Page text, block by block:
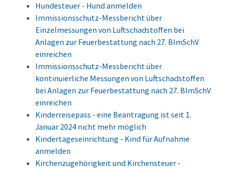
Hundesteuer - Hund anmelden
Immissionsschutz-Messbericht über
Einzelmessungen von Luftschadstoffen bei
Anlagen zur Feuerbestattung nach 27. BImSchV
einreichen
Immissionsschutz-Messbericht über
kontinuierliche Messungen von Luftschadstoffen
bei Anlagen zur Feuerbestattung nach 27. BImSchV
einreichen
Kinderreisepass - eine Beantragung ist seit 1.
Januar 2024 nicht mehr möglich
Kindertageseinrichtung - Kind für Aufnahme
anmelden
Kirchenzugehörigkeit und Kirchensteuer -